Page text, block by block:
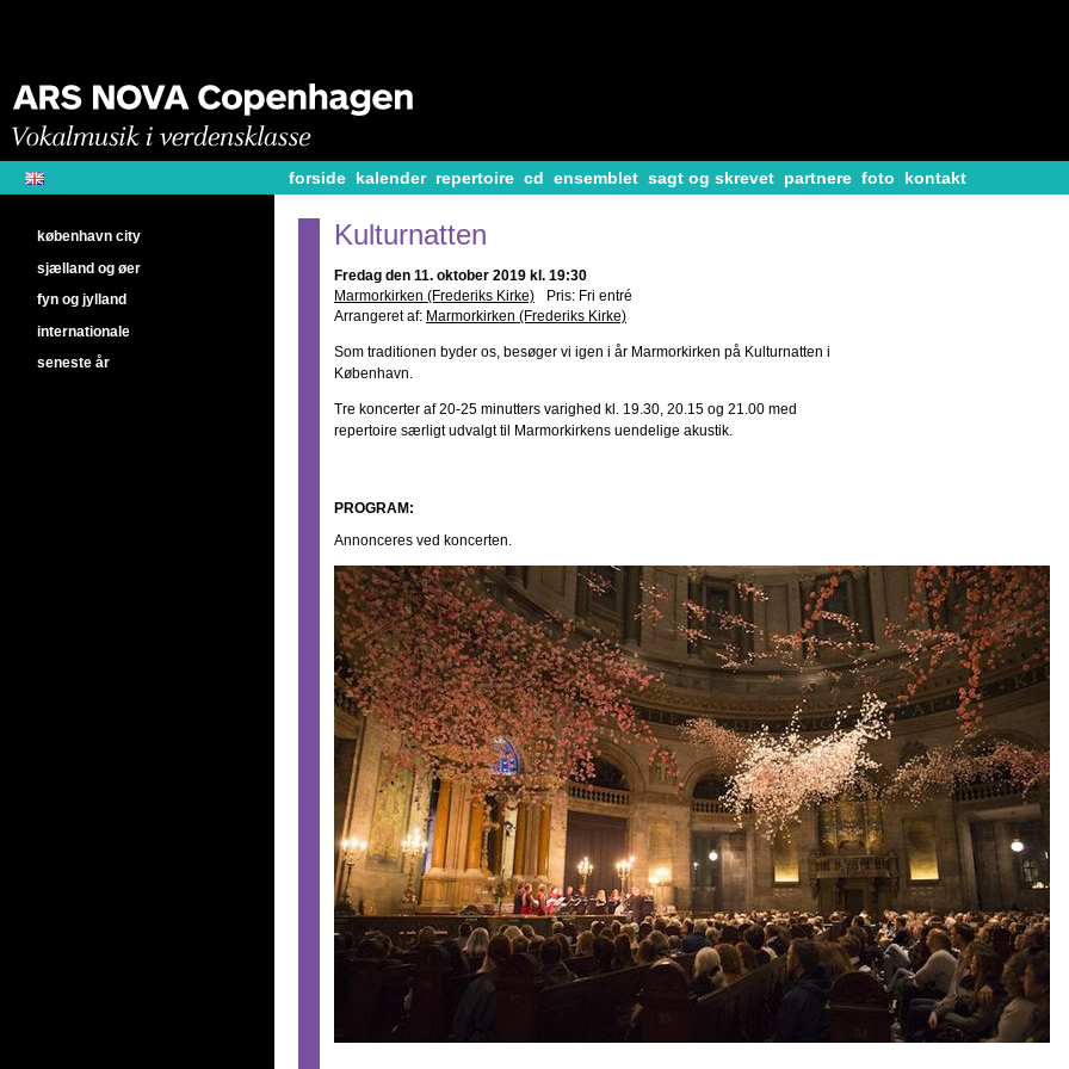
forside kalender repertoire cd ensemblet sagt og skrevet partnere foto kontakt
Kulturnatten
Fredag den 11. oktober 2019 kl. 19:30
Marmorkirken (Frederiks Kirke)
Pris: Fri entré
Arrangeret af: Marmorkirken (Frederiks Kirke)
Som traditionen byder os, besøger vi igen i år Marmorkirken på Kulturnatten i
København.
Tre koncerter af 20-25 minutters varighed kl. 19.30, 20.15 og 21.00 med
repertoire særligt udvalgt til Marmorkirkens uendelige akustik.
PROGRAM:
Annonceres ved koncerten.
københavn city
sjælland og øer
fyn og jylland
internationale
seneste år